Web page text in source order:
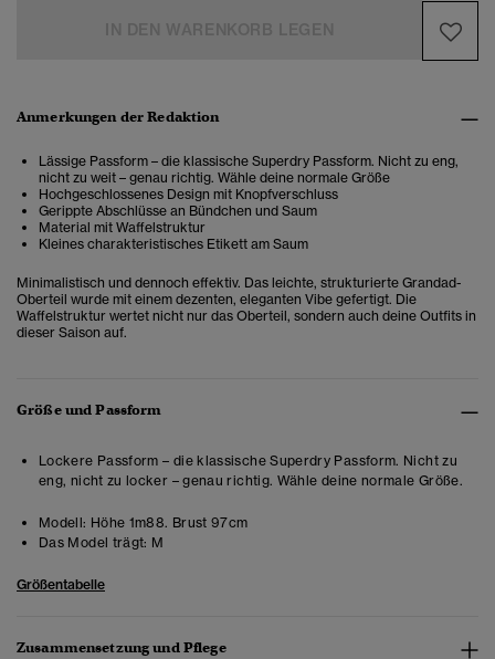
Anmerkungen der Redaktion
Lässige Passform – die klassische Superdry Passform. Nicht zu eng,
nicht zu weit – genau richtig. Wähle deine normale Größe
Hochgeschlossenes Design mit Knopfverschluss
Gerippte Abschlüsse an Bündchen und Saum
Material mit Waffelstruktur
Kleines charakteristisches Etikett am Saum
Minimalistisch und dennoch effektiv. Das leichte, strukturierte Grandad-
Oberteil wurde mit einem dezenten, eleganten Vibe gefertigt. Die
Waffelstruktur wertet nicht nur das Oberteil, sondern auch deine Outfits in
dieser Saison auf.
Größe und Passform
Lockere Passform – die klassische Superdry Passform. Nicht zu
eng, nicht zu locker – genau richtig. Wähle deine normale Größe.
Modell: Höhe 1m88. Brust 97cm
Das Model trägt: M
Größentabelle
Zusammensetzung und Pflege